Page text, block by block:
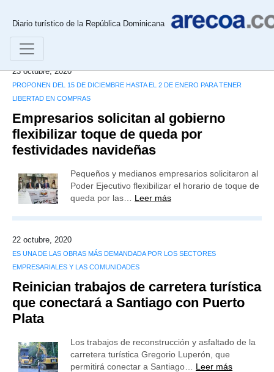
Diario turístico de la República Dominicana
23 octubre, 2020
PROPONEN DEL 15 DE DICIEMBRE HASTA EL 2 DE ENERO PARA TENER
LIBERTAD EN COMPRAS
Empresarios solicitan al gobierno
flexibilizar toque de queda por
festividades navideñas
Pequeños y medianos empresarios solicitaron al
Poder Ejecutivo flexibilizar el horario de toque de
queda por las… Leer más
22 octubre, 2020
ES UNA DE LAS OBRAS MÁS DEMANDADA POR LOS SECTORES
EMPRESARIALES Y LAS COMUNIDADES
Reinician trabajos de carretera turística
que conectará a Santiago con Puerto
Plata
Los trabajos de reconstrucción y asfaltado de la
carretera turística Gregorio Luperón, que
permitirá conectar a Santiago… Leer más